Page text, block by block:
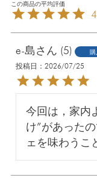
e-島 5 購
投稿日
2026/07/25
今回は，家内
け”があった
ェを味わうこ